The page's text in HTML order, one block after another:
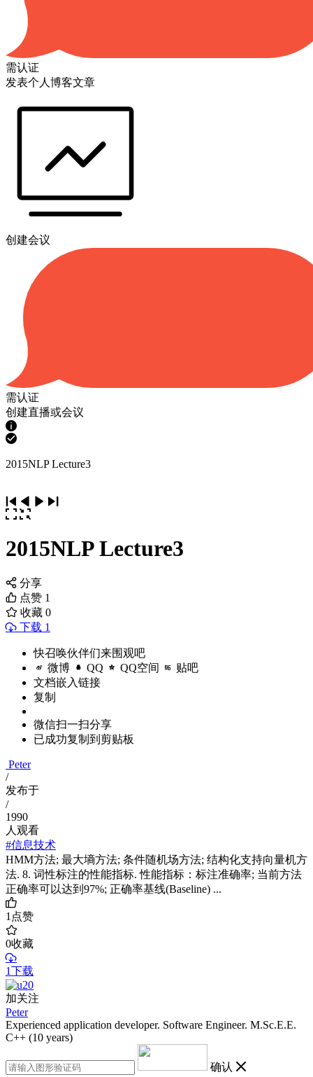
需认证
发表个人博客文章
创建会议
需认证
创建直播或会议
2015NLP Lecture3
2015NLP Lecture3
分享
点赞 1
收藏 0
下载 1
快召唤伙伴们来围观吧
微博 QQ QQ空间 贴吧
文档嵌入链接
复制
微信扫一扫分享
已成功复制到剪贴板
Peter
/
发布于
/
1990
人观看
#信息技术
HMM方法; 最大墒方法; 条件随机场方法; 结构化支持向量机方
法. 8. 词性标注的性能指标. 性能指标：标注准确率; 当前方法
正确率可以达到97%; 正确率基线(Baseline) ...
1点赞
0收藏
1下载
加关注
Peter
Experienced application developer. Software Engineer. M.Sc.E.E.
C++ (10 years)
确认